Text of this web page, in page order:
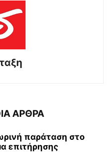
ΑΡΘΡΑ
παράταση στο
επιτήρησης